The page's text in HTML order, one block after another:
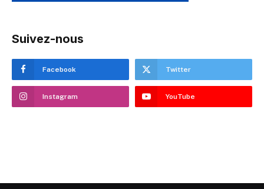
Suivez-nous
Facebook Twitter
Instagram YouTube